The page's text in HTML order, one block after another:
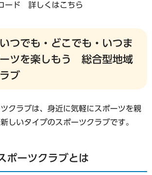
ード 詳しくはこちら
つでも・どこでも・いつま
ツを楽しもう 総合型地域
ブ
クラブは、身近に気軽にスポーツを親
しいタイプのスポーツクラブです。
ポーツクラブとは